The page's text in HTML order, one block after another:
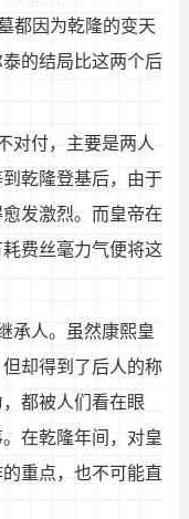
都因为乾隆的变天
的结局比这两个后
对付，主要是两人
乾隆登基后，由于
发激烈。而皇帝在
费丝毫力气便将这
承人。虽然康熙皇
却得到了后人的称
都被人们看在眼
在乾隆年间，对皇
重点，也不可能直